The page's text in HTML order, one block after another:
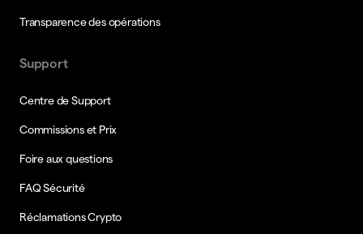
Transparence des opérations
Support
Centre de Support
Commissions et Prix
Foire aux questions
FAQ Sécurité
Réclamations Crypto